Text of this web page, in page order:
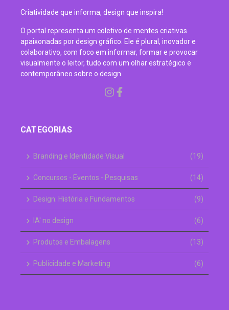
Criatividade que informa, design que inspira!
O portal representa um coletivo de mentes criativas
apaixonadas por design gráfico. Ele é plural, inovador e
colaborativo, com foco em informar, formar e provocar
visualmente o leitor, tudo com um olhar estratégico e
contemporâneo sobre o design.
CATEGORIAS
Branding e Identidade Visual (19)
Concursos - Eventos - Pesquisas (14)
Design: História e Fundamentos (9)
IA' no design (6)
Produtos e Embalagens (13)
Publicidade e Marketing (6)